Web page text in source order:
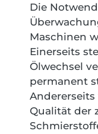
Die
Maschinen
Einerseits
Ölwechsel
permanent
Qualität der